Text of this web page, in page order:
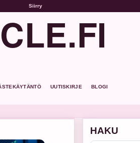
Siirry
UUTISKIRJE BLOGI
HAKU